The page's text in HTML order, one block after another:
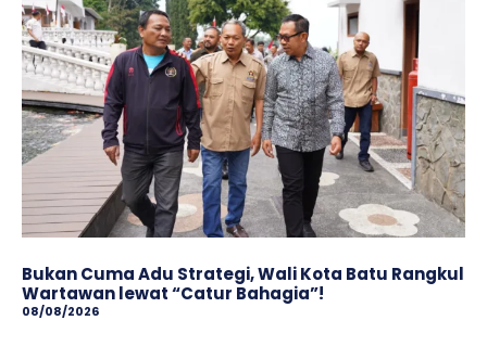
Bukan Cuma Adu Strategi, Wali Kota Batu Rangkul
Wartawan lewat “Catur Bahagia”!
08/08/2026